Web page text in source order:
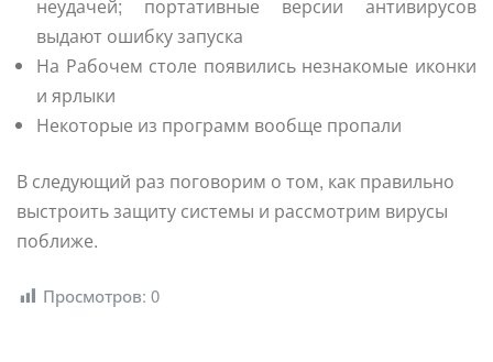
неудачей; портативные версии антивирусов
выдают ошибку запуска
На Рабочем столе появились незнакомые иконки
и ярлыки
Некоторые из программ вообще пропали
В следующий раз поговорим о том, как правильно
выстроить защиту системы и рассмотрим вирусы
поближе.
Просмотров: 0